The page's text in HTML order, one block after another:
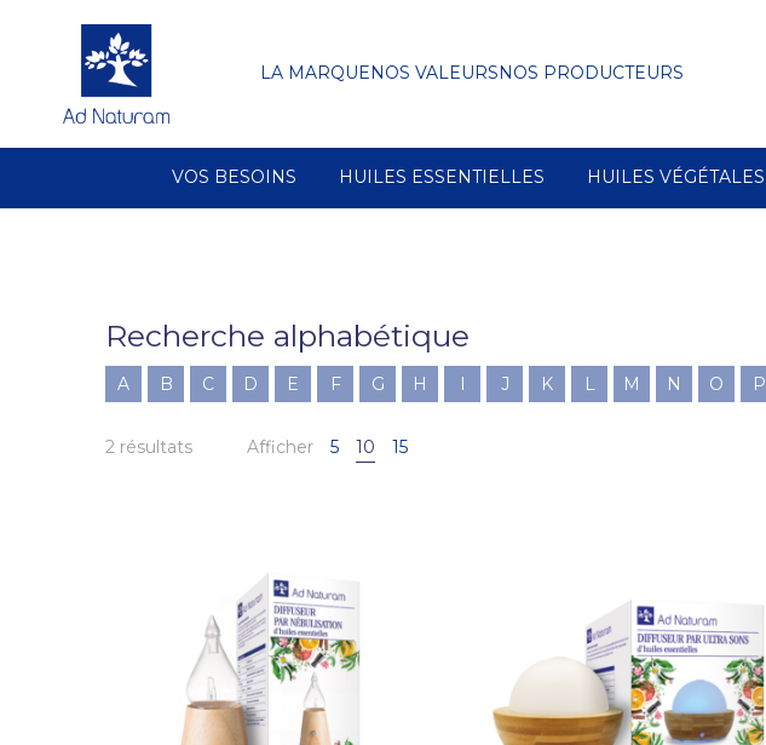
LA MARQUENOS VALEURSNOS PRODUCTEURS
VOS BESOINS HUILES ESSENTIELLES HUILES VÉGÉTALES
Recherche alphabétique
A B C D E F G H I J K L M N O P
2 résultats Afficher 5 10 15